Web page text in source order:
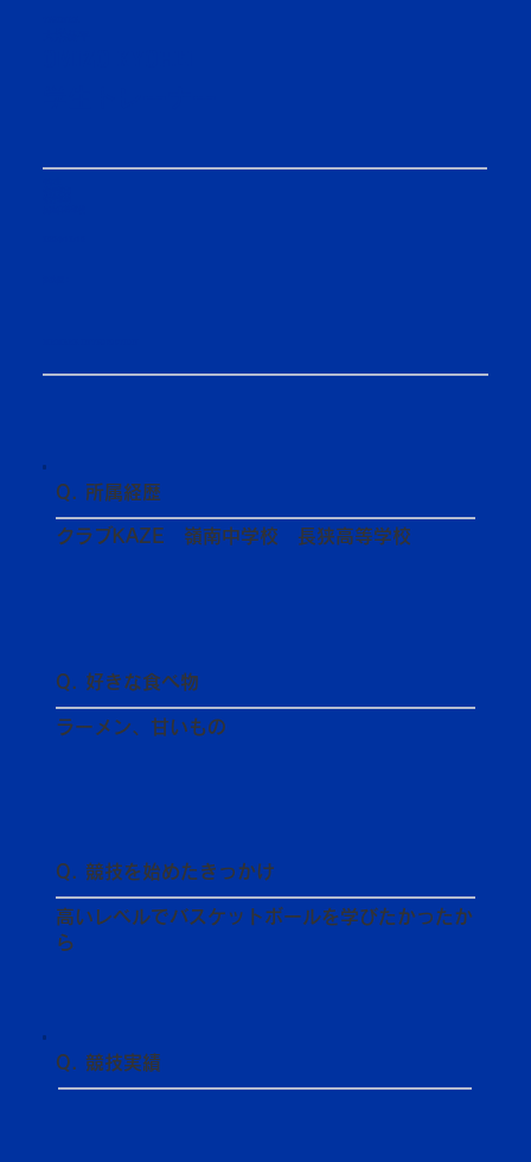
Q. 所属経歴
クラブKAZE 嶺南中学校 長狭高等学校
Q. 競技実績
Q. 競技を始めたきっかけ
高いレベルでバスケットボールを学びたかったか
ら
Q. 好きな食べ物
ラーメン、甘いもの